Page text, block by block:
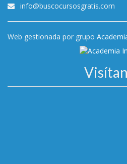
info@buscocursosgratis.com
Web gestionada por grupo